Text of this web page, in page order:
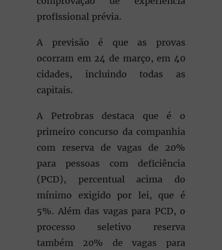
profissional prévia.
A previsão é que as provas
ocorram em 24 de março, em 40
cidades, incluindo todas as
capitais.
A Petrobras destaca que é o
primeiro concurso da companhia
com reserva de vagas de 20%
para pessoas com deficiência
(PCD), percentual acima do
mínimo exigido por lei, que é
5%. Além das vagas para PCD, o
processo seletivo reserva
também 20% de vagas para